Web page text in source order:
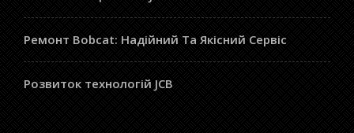
Ремонт Bobcat: Надійний Та Якісний Сервіс
Розвиток технологій JCB